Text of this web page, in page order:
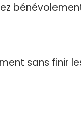
sans finir